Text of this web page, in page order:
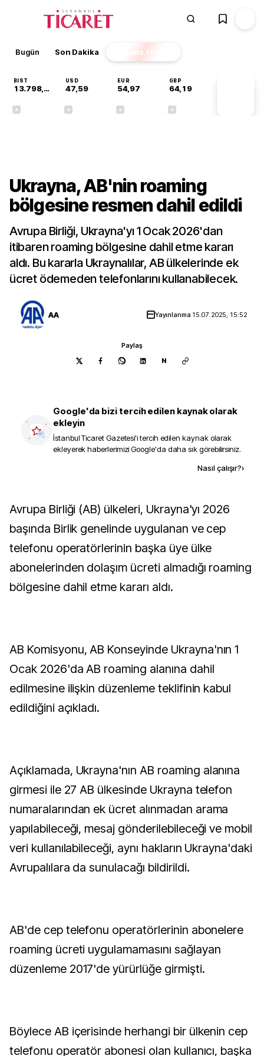
Bugün Son Dakika Finans EKSTRA
BIST
13.798,82
USD
47,59
EUR
54,97
GBP
64,19
Ukrayna, AB'nin roaming
bölgesine resmen dahil edildi
Avrupa Birliği, Ukrayna'yı 1 Ocak 2026'dan
itibaren roaming bölgesine dahil etme kararı
aldı. Bu kararla Ukraynalılar, AB ülkelerinde ek
ücret ödemeden telefonlarını kullanabilecek.
AA Yayınlanma 15.07.2025, 15:52
Paylaş
N
Google'da bizi tercih edilen kaynak olarak
ekleyin
İstanbul Ticaret Gazetesi'i tercih edilen kaynak olarak
ekleyerek haberlerimizi Google'da daha sık görebilirsiniz.
Nasıl çalışır?›
Avrupa Birliği (AB) ülkeleri, Ukrayna'yı 2026
başında Birlik genelinde uygulanan ve cep
telefonu operatörlerinin başka üye ülke
abonelerinden dolaşım ücreti almadığı roaming
bölgesine dahil etme kararı aldı.
AB Komisyonu, AB Konseyinde Ukrayna'nın 1
Ocak 2026'da AB roaming alanına dahil
edilmesine ilişkin düzenleme teklifinin kabul
edildiğini açıkladı.
Açıklamada, Ukrayna'nın AB roaming alanına
girmesi ile 27 AB ülkesinde Ukrayna telefon
numaralarından ek ücret alınmadan arama
yapılabileceği, mesaj gönderilebileceği ve mobil
veri kullanılabileceği, aynı hakların Ukrayna'daki
Avrupalılara da sunulacağı bildirildi.
AB'de cep telefonu operatörlerinin abonelere
roaming ücreti uygulamamasını sağlayan
düzenleme 2017'de yürürlüğe girmişti.
Böylece AB içerisinde herhangi bir ülkenin cep
telefonu operatör abonesi olan kullanıcı, başka